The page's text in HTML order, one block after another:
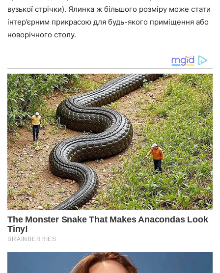
вузької стрічки). Ялинка ж більшого розміру може стати
інтер’єрним прикрасою для будь-якого приміщення або
новорічного столу.